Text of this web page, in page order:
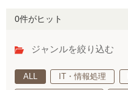
0件がヒット
ジャンルを絞り込む
ALL IT・情報処理